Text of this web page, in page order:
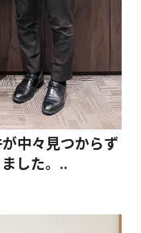
中々見つからず
した。..